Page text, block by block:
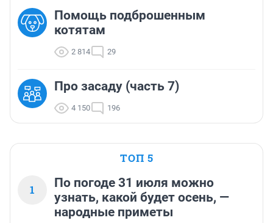
Помощь подброшенным
котятам
2 814 29
Про засаду (часть 7)
4 150 196
ТОП 5
1
По погоде 31 июля можно
узнать, какой будет осень, —
народные приметы